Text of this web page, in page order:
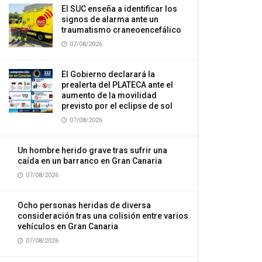
El SUC enseña a identificar los
signos de alarma ante un
traumatismo craneoencefálico
07/08/2026
El Gobierno declarará la
prealerta del PLATECA ante el
aumento de la movilidad
previsto por el eclipse de sol
07/08/2026
Un hombre herido grave tras sufrir una
caída en un barranco en Gran Canaria
07/08/2026
Ocho personas heridas de diversa
consideración tras una colisión entre varios
vehículos en Gran Canaria
07/08/2026